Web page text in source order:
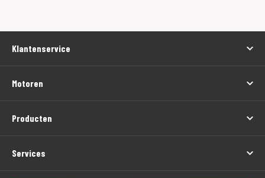
Klantenservice
Motoren
Producten
Services